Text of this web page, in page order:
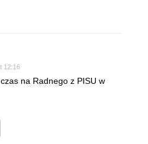
12:16
na Radnego z PISU w